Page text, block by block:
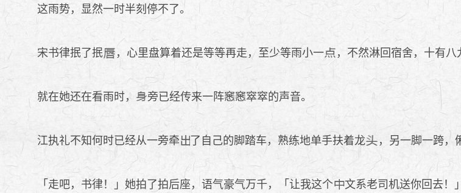
这雨势，显然一时半刻停不了。
宋书律抿了抿 ，心里盘算着还是等等再走，至少等雨小一 ，不然淋回宿舍，十有八
就在她还在看雨时， 旁已经传来一阵窸窸窣窣的声音。
江执礼不知何时已经从一旁牵 了自己的脚踏车，熟练地单手扶着龙 ，另一脚一跨，
「走吧，书律！」她拍了拍后座，语气豪气万千，「让我这个 文系老司机送你回去！」